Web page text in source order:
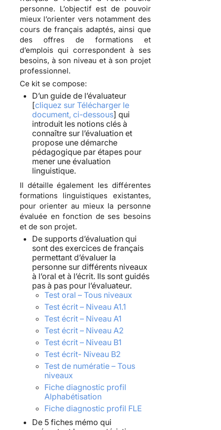
personne. L’objectif est de pouvoir
mieux l’orienter vers notamment des
cours de français adaptés, ainsi que
des offres de formations et
d’emplois qui correspondent à ses
besoins, à son niveau et à son projet
professionnel.
Ce kit se compose:
D’un guide de l’évaluateur
[cliquez sur Télécharger le
document, ci-dessous] qui
introduit les notions clés à
connaître sur l’évaluation et
propose une démarche
pédagogique par étapes pour
mener une évaluation
linguistique.
Il détaille également les différentes
formations linguistiques existantes,
pour orienter au mieux la personne
évaluée en fonction de ses besoins
et de son projet.
De supports d’évaluation qui
sont des exercices de français
permettant d’évaluer la
personne sur différents niveaux
à l’oral et à l’écrit. Ils sont guidés
pas à pas pour l’évaluateur.
Test oral – Tous niveaux
Test écrit – Niveau A1.1
Test écrit – Niveau A1
Test écrit – Niveau A2
Test écrit – Niveau B1
Test écrit- Niveau B2
Test de numératie – Tous
niveaux
Fiche diagnostic profil
Alphabétisation
Fiche diagnostic profil FLE
De 5 fiches mémo qui